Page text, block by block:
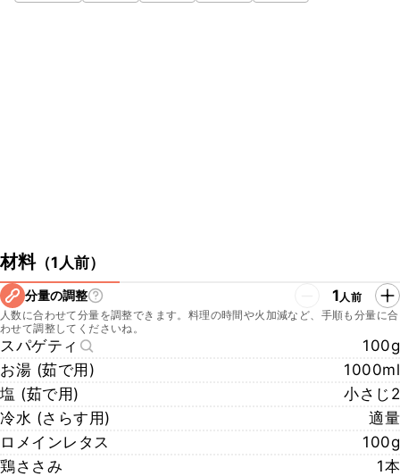
材料（1人前）
分量の調整 1人前
人数に合わせて分量を調整できます。料理の時間や火加減など、手順も分量に合
わせて調整してくださいね。
スパゲティ
100g
お湯 (茹で用)
1000ml
塩 (茹で用)
小さじ2
冷水 (さらす用)
適量
ロメインレタス
100g
鶏ささみ
1本